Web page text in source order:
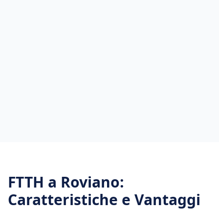
FTTH a Roviano:
Caratteristiche e Vantaggi